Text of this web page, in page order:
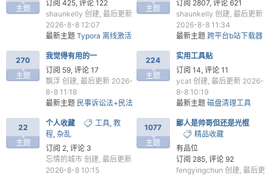
主题
订阅 425, 评论 122
shaunkelly 创建, 最后更新
2026-8-8 12:07
最新主题 Typora 离线激活
效）
主题
订阅 2807, 评论 621
shaunkelly 创建, 最后更新
2026-8-8 11:34
最新主题 跨平台b站下载器
270
主题
我觉得有用的一
订阅 59, 评论 17
飘浮 创建, 最后更新 2026-
8-8 11:18
最新主题 民事诉讼法+民法
224
主题
实用工具贴
订阅 14, 评论 11
ycat创建, 最后更新 2026-
8-8 10:19
最新主题 磁盘清理工具
v6.0.1.45
22
主题
个人收藏 工具, 教
程, 杂乱
订阅 2, 评论 3
忘情的城市 创建, 最后更新
2026-8-8 10:15
1077
主题
鄙人是帅哥但还是光棍
精品收藏
有品位
订阅 285, 评论 92
fengyingchun 创建, 最后更